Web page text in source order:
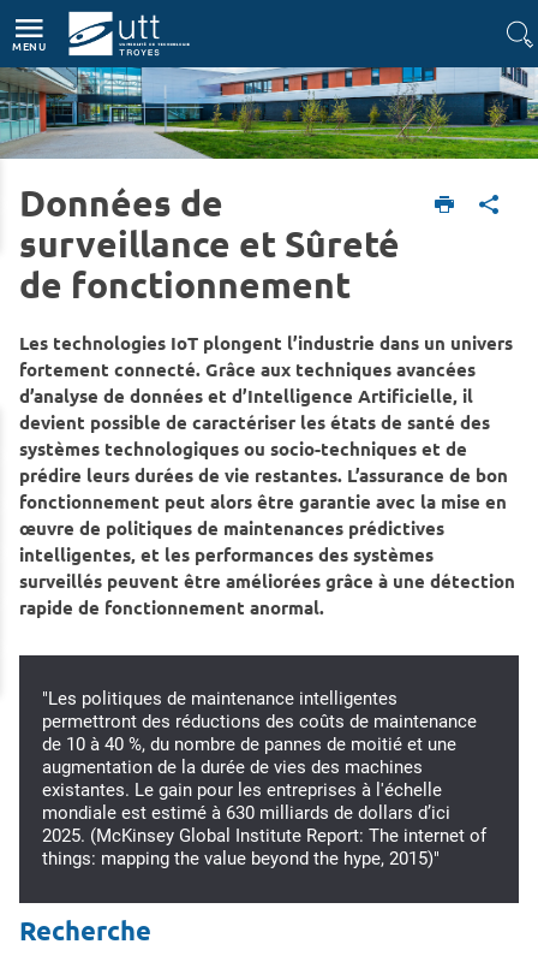
MENU
Accueil
Données de
surveillance et Sûreté
de fonctionnement
Les technologies IoT plongent l’industrie dans un univers
fortement connecté. Grâce aux techniques avancées
d’analyse de données et d’Intelligence Artificielle, il
devient possible de caractériser les états de santé des
systèmes technologiques ou socio-techniques et de
prédire leurs durées de vie restantes. L’assurance de bon
fonctionnement peut alors être garantie avec la mise en
œuvre de politiques de maintenances prédictives
intelligentes, et les performances des systèmes
surveillés peuvent être améliorées grâce à une détection
rapide de fonctionnement anormal.
"Les politiques de maintenance intelligentes
permettront des réductions des coûts de maintenance
de 10 à 40 %, du nombre de pannes de moitié et une
augmentation de la durée de vies des machines
existantes. Le gain pour les entreprises à l'échelle
mondiale est estimé à 630 milliards de dollars d’ici
2025. (McKinsey Global Institute Report: The internet of
things: mapping the value beyond the hype, 2015)"
Recherche